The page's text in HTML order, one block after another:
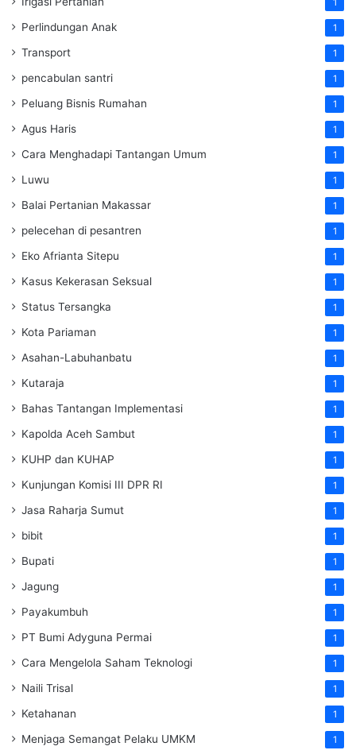
1
Perlindungan Anak 1
Transport 1
pencabulan santri 1
Peluang Bisnis Rumahan 1
Agus Haris 1
Cara Menghadapi Tantangan Umum 1
Luwu 1
Balai Pertanian Makassar 1
pelecehan di pesantren 1
Eko Afrianta Sitepu 1
Kasus Kekerasan Seksual 1
Status Tersangka 1
Kota Pariaman 1
Asahan-Labuhanbatu 1
Kutaraja 1
Bahas Tantangan Implementasi 1
Kapolda Aceh Sambut 1
KUHP dan KUHAP 1
Kunjungan Komisi III DPR RI 1
Jasa Raharja Sumut 1
bibit 1
Bupati 1
Jagung 1
Payakumbuh 1
PT Bumi Adyguna Permai 1
Cara Mengelola Saham Teknologi 1
Naili Trisal 1
Ketahanan 1
Menjaga Semangat Pelaku UMKM 1